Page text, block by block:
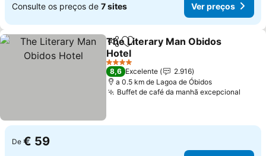
Consulte os preços de 7 sites Ver preços
PartilharAdicionar aos favoritos
The Literary Man Obidos
Hotel
4 Estrelas
8,6 Excelente
2.916
a 0.5 km de Lagoa de Óbidos
Buffet de café da manhã excepcional
De € 59